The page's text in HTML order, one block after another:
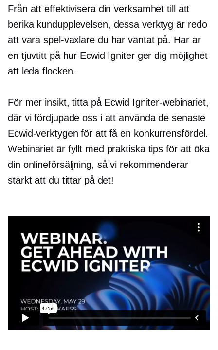
Från att effektivisera din verksamhet till att
berika kundupplevelsen, dessa verktyg är redo
att varaspel-växlaredu har väntat på. Här är
en tjuvtitt på hur Ecwid Igniter ger dig möjlighet
att leda flocken.
För mer insikt, titta på Ecwid Igniter-webinariet,
där vi fördjupade oss i att använda de senaste
Ecwid-verktygen för att få en konkurrensfördel.
Webinariet är fyllt med praktiska tips för att öka
din onlineförsäljning, så vi rekommenderar
starkt att du tittar på det!